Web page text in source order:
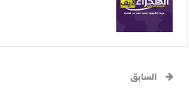
السابق